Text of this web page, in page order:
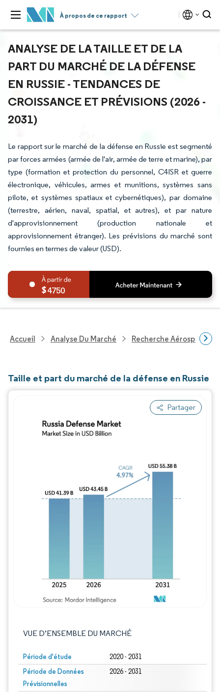
À propos de ce rapport
ANALYSE DE LA TAILLE ET DE LA
PART DU MARCHÉ DE LA DÉFENSE
EN RUSSIE - TENDANCES DE
CROISSANCE ET PRÉVISIONS (2026 -
2031)
Le rapport sur le marché de la défense en Russie est segmenté
par forces armées (armée de l'air, armée de terre et marine), par
type (formation et protection du personnel, C4ISR et guerre
électronique, véhicules, armes et munitions, systèmes sans
pilote, et systèmes spatiaux et cybernétiques), par domaine
(terrestre, aérien, naval, spatial, et autres), et par nature
d'approvisionnement (production nationale et
approvisionnement étranger). Les prévisions du marché sont
fournies en termes de valeur (USD).
4750
Accueil Analyse Du Marché Recherche Aérospatiale
Taille et part du marché de la défense en Russie
Partager
VUE D’ENSEMBLE DU MARCHÉ
Période d'étude 2020 - 2031
Période de Données
Prévisionnelles
2026 - 2031